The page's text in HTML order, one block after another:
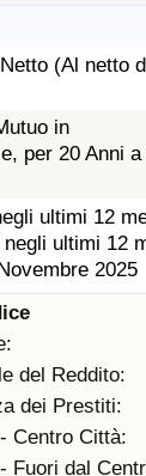
(Al netto
in
per 20 Anni a
ultimi 12
ultimi 12
2025
del Reddito:
dei Prestiti:
Centro Città:
Fuori dal
Sanitaria per
(Corrente)
per Nazione